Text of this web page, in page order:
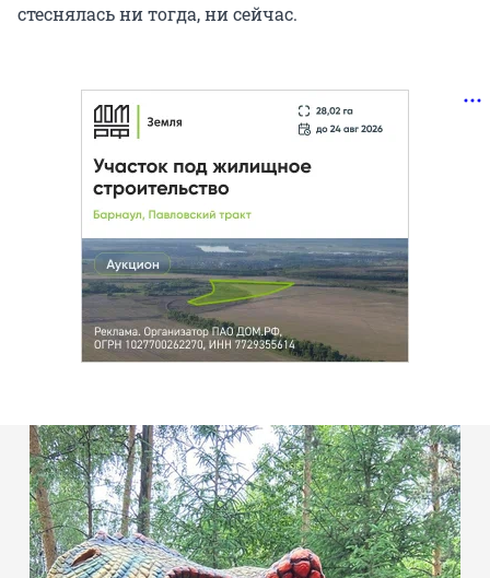
стеснялась ни тогда, ни сейчас.